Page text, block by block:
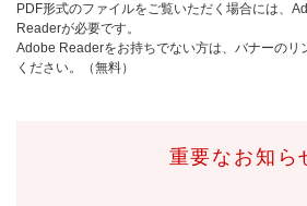
PDF形式のファイルをご覧いただく場合には、
Readerが必要です。
Adobe Readerをお持ちでない方は、バナーのリ
ください。（無料）
重要なお知ら